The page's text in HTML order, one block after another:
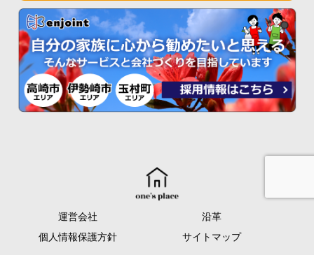
運営会社
沿革
個人情報保護方針
サイトマップ